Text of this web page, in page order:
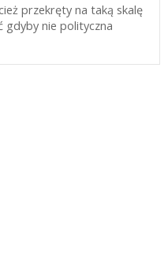
przekręty na taką skalę
gdyby nie polityczna